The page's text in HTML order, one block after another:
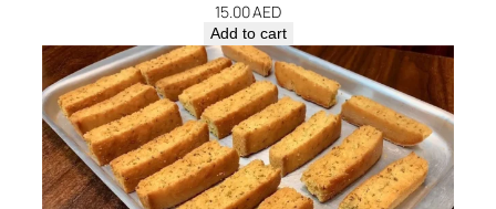
15.00AED
Add to cart